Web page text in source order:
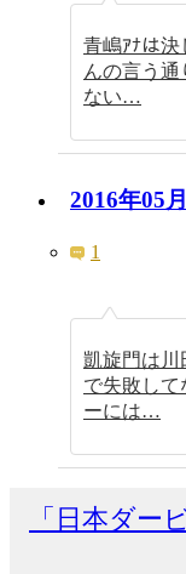
青嶋ｱﾅは
んの言う
ない…
2016年05
1
凱旋門は川
で失敗して
ーには…
「日本ダー